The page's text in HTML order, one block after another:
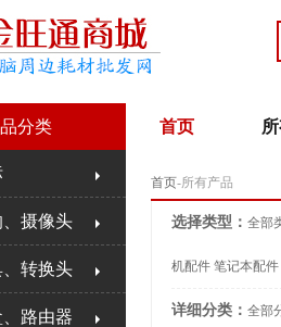
首页
分类
摄像头
转换头
路由器
首页-所有产品
选择类型： 全部
机配件 笔记本配件
详细分类： 全部